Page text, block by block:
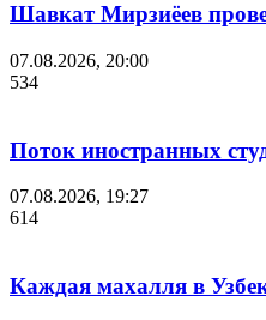
Шавкат Мирзиёев
07.08.2026, 20:00
534
Поток иностранных
07.08.2026, 19:27
614
Каждая махалля в